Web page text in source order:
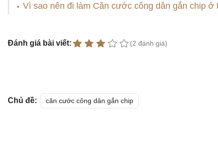
Vì sao nên đi làm Căn cước công dân gắn chip ở
Đánh giá bài viết: (2 đánh giá)
Chủ đề: căn cước công dân gắn chip